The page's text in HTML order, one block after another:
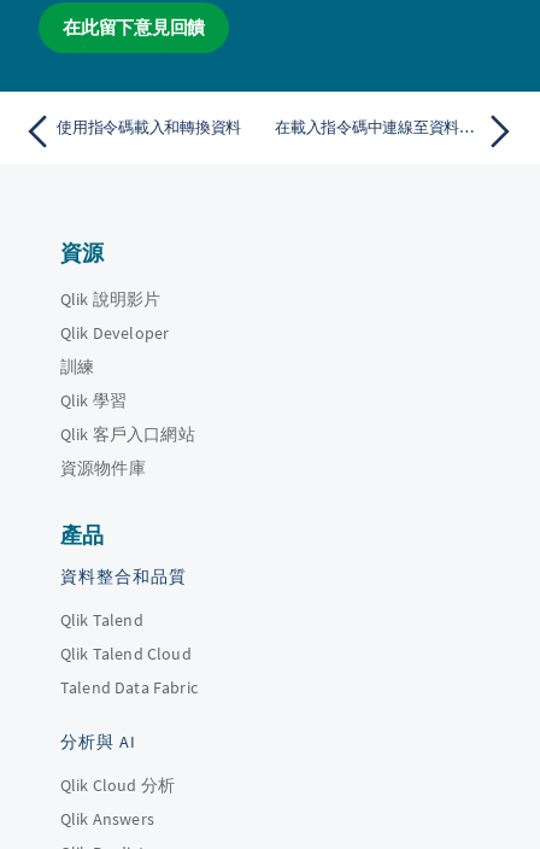
在此留下意見回饋
使用指令碼載入和轉換資料 在載入指令碼中連線至資料來源
資源
Qlik 說明影片
Qlik Developer
訓練
Qlik 學習
Qlik 客戶入口網站
資源物件庫
產品
資料整合和品質
Qlik Talend
Qlik Talend Cloud
Talend Data Fabric
分析與 AI
Qlik Cloud 分析
Qlik Answers